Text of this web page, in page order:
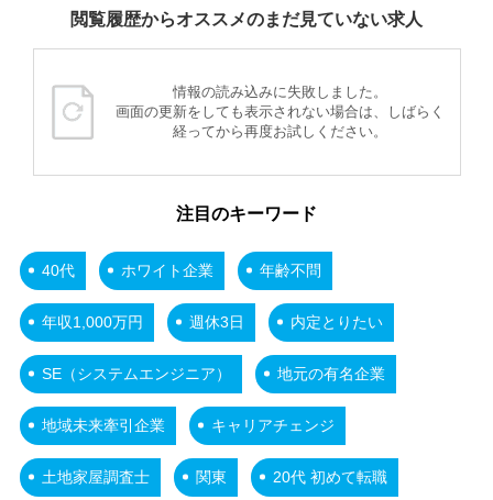
閲覧履歴からオススメのまだ見ていない求人
情報の読み込みに失敗しました。
画面の更新をしても表示されない場合は、しばらく
経ってから再度お試しください。
注目のキーワード
40代 ホワイト企業 年齢不問
年収1,000万円 週休3日 内定とりたい
SE（システムエンジニア） 地元の有名企業
地域未来牽引企業 キャリアチェンジ
土地家屋調査士 関東 20代 初めて転職